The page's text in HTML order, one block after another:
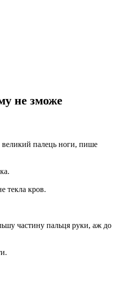
не зможе
великий палець ноги, пише
текла кров.
частину пальця руки, аж до